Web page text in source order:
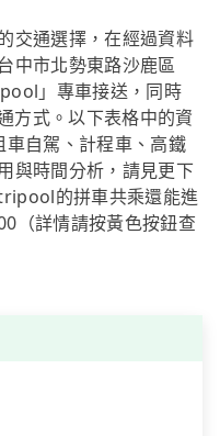
交通選擇，在經過資料
中市北勢東路沙鹿區
」專車接送，同時
方式。以下表格中的資
自駕、計程車、高鐵
與時間分析，請見更下
的拼車共乘還能進
（詳情請按黃色按鈕查